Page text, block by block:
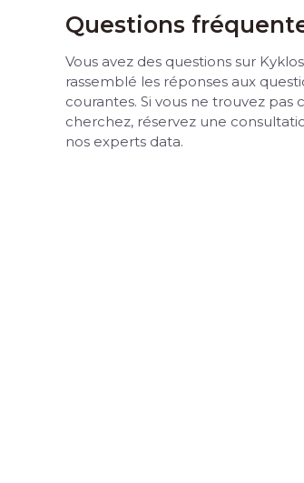
Questions
Vous avez des questions sur
rassemblé les réponses aux
courantes. Si vous ne trouvez pas
cherchez, réservez une
nos experts data.